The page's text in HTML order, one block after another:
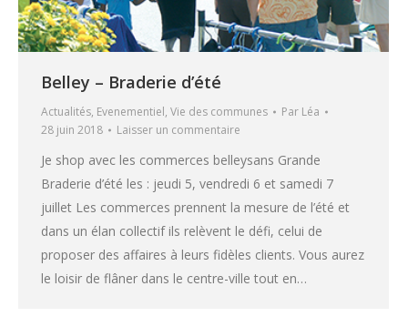
Belley – Braderie d’été
Actualités, Evenementiel, Vie des communes Par Léa
28 juin 2018
Laisser un commentaire
Je shop avec les commerces belleysans Grande
Braderie d’été les : jeudi 5, vendredi 6 et samedi 7
juillet Les commerces prennent la mesure de l’été et
dans un élan collectif ils relèvent le défi, celui de
proposer des affaires à leurs fidèles clients. Vous aurez
le loisir de flâner dans le centre-ville tout en…